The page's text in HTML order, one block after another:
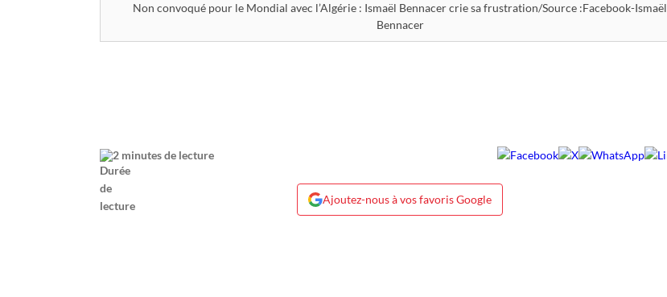
Non convoqué pour le Mondial avec l’Algérie : Ismaël Bennacer crie sa frustration/Source :Facebook-Ismaël
Bennacer
2 minutes de lecture
Ajoutez-nous à vos favoris Google